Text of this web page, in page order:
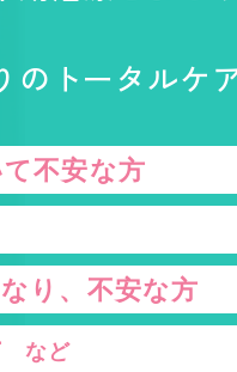
のトータルケ
不安な方
り、 不安な方
など